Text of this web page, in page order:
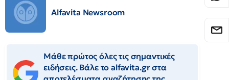
Alfavita Newsroom
Μάθε πρώτος όλες τις σημαντικές
ειδήσεις. Βάλε το alfavita.gr στα